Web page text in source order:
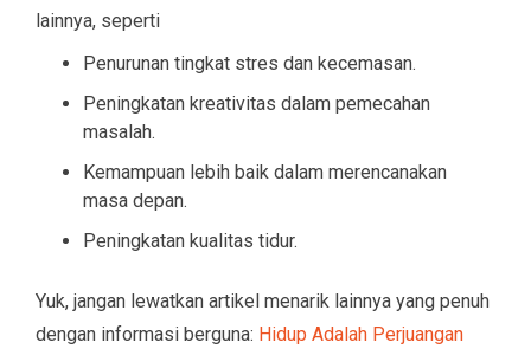
lainnya, seperti
Penurunan tingkat stres dan kecemasan.
Peningkatan kreativitas dalam pemecahan
masalah.
Kemampuan lebih baik dalam merencanakan
masa depan.
Peningkatan kualitas tidur.
Yuk, jangan lewatkan artikel menarik lainnya yang penuh
dengan informasi berguna: Hidup Adalah Perjuangan